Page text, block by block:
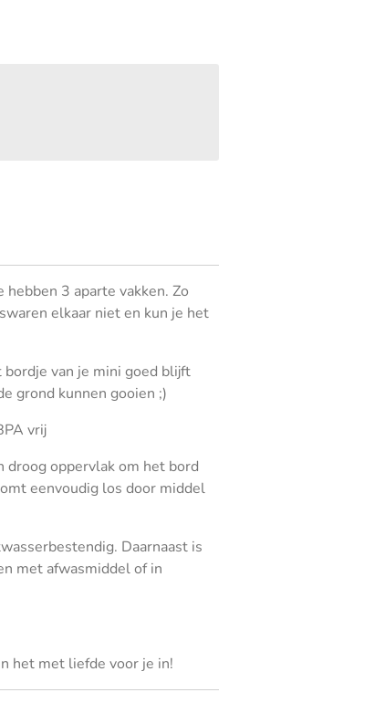
3 aparte vakken. Zo
elkaar niet en kun je het
van je mini goed blijft
grond kunnen gooien ;)
vrij
droog oppervlak om het bord
eenvoudig los door middel
Daarnaast is
met afwasmiddel of in
het met liefde voor je in!